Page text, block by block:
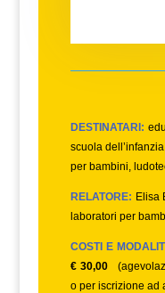
DESTINATARI:
scuola
per bambini,
RELATORE: Elisa
laboratori per
COSTI E
€ 30,00
o per iscrizione ad